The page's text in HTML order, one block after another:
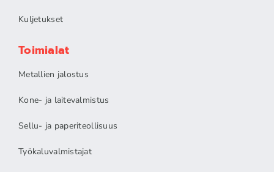
Kuljetukset
Toimialat
Metallien jalostus
Kone- ja laitevalmistus
Sellu- ja paperiteollisuus
Työkaluvalmistajat